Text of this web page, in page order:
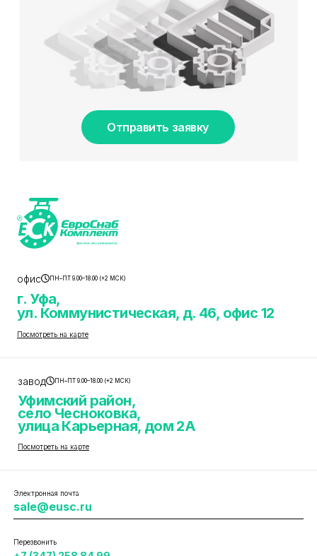
Отправить заявку
офис ПН–ПТ 9.00–18.00 (+2 МСК)
г. Уфа,
ул. Коммунистическая, д. 46, офис 12
Посмотреть на карте
завод ПН–ПТ 9.00–18.00 (+2 МСК)
Уфимский район,
село Чесноковка,
улица Карьерная, дом 2А
Посмотреть на карте
Электронная почта
sale@eusc.ru
Перезвонить